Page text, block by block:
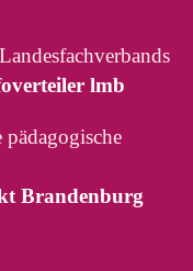
lmb
Brandenburg